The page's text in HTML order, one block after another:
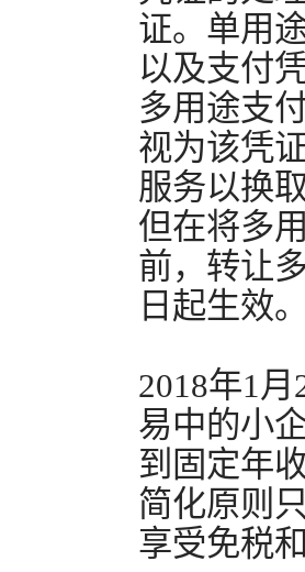
证。单用
以及支付
多用途支
视为该凭
服务以换
但在将多
前，转让
日起生效
2018年1
易中的小
到固定年
简化原则
享受免税